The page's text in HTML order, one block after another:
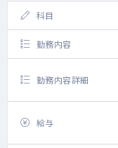
科目
勤務内容
勤務内容詳細
給与